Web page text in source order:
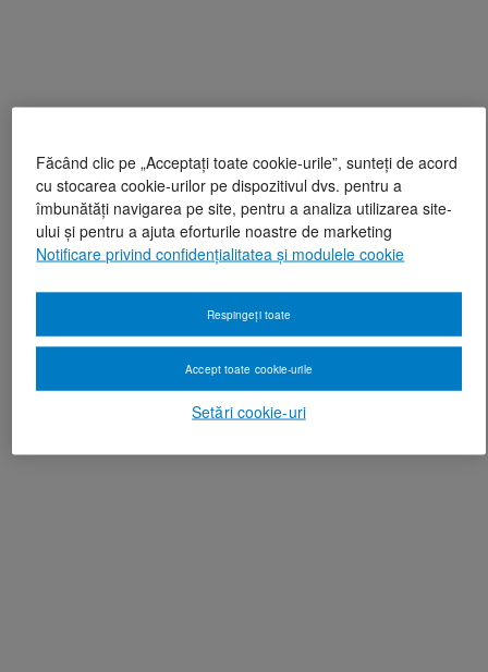
Făcând clic pe „Acceptați toate cookie-urile”, sunteți de acord
cu stocarea cookie-urilor pe dispozitivul dvs. pentru a
îmbunătăți navigarea pe site, pentru a analiza utilizarea site-
ului și pentru a ajuta eforturile noastre de marketing
Notificare privind confidențialitatea și modulele cookie
Setări cookie-uri
Respingeți toate
Accept toate cookie-urile